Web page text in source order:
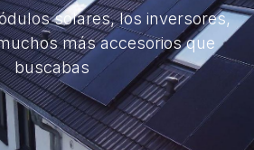
solares, los inversores,
más accesorios que
buscabas